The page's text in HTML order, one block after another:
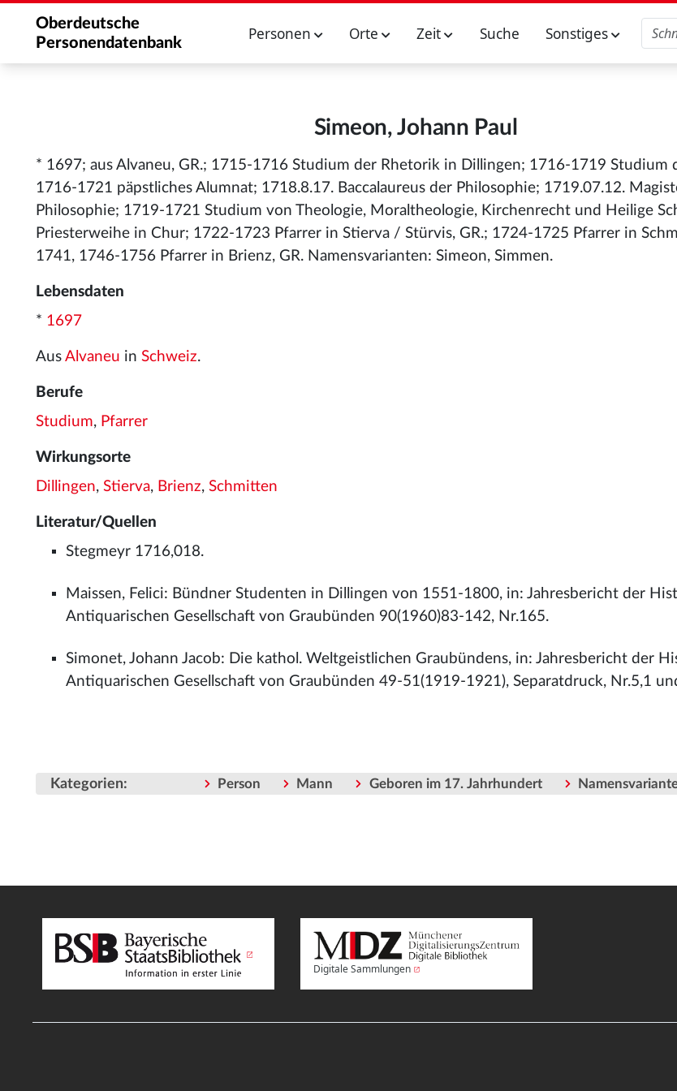
Oberdeutsche
Personendatenbank
Personen Orte Zeit Suche Sonstiges
Simeon, Johann Paul
* 1697; aus Alvaneu, GR.; 1715-1716 Studium der Rhetorik in Dillingen; 1716-1719 Studium
1716-1721 päpstliches Alumnat; 1718.8.17. Baccalaureus der Philosophie; 1719.07.12.
Philosophie; 1719-1721 Studium von Theologie, Moraltheologie, Kirchenrecht und Heilige
Priesterweihe in Chur; 1722-1723 Pfarrer in Stierva / Stürvis, GR.; 1724-1725 Pfarrer in
1741, 1746-1756 Pfarrer in Brienz, GR. Namensvarianten: Simeon, Simmen.
Lebensdaten
* 1697
Aus Alvaneu in Schweiz.
Berufe
Studium, Pfarrer
Wirkungsorte
Dillingen, Stierva, Brienz, Schmitten
Literatur/Quellen
Stegmeyr 1716,018.
Maissen, Felici: Bündner Studenten in Dillingen von 1551-1800, in: Jahresbericht der
Antiquarischen Gesellschaft von Graubünden 90(1960)83-142, Nr.165.
Simonet, Johann Jacob: Die kathol. Weltgeistlichen Graubündens, in: Jahresbericht der
Antiquarischen Gesellschaft von Graubünden 49-51(1919-1921), Separatdruck, Nr.5,1
Kategorien: Person Mann Geboren im 17. Jahrhundert
Digitale Sammlungen